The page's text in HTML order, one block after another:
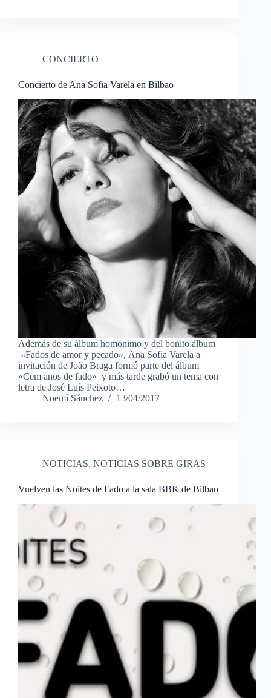
CONCIERTO
Concierto de Ana Sofia Varela en Bilbao
Además de su álbum homónimo y del bonito álbum
«Fados de amor y pecado», Ana Sofía Varela a
invitación de João Braga formó parte del álbum
«Cem anos de fado» y más tarde grabó un tema con
letra de José Luís Peixoto…
Noemí Sánchez
13/04/2017
NOTICIAS, NOTICIAS SOBRE GIRAS
Vuelven las Noites de Fado a la sala BBK de Bilbao